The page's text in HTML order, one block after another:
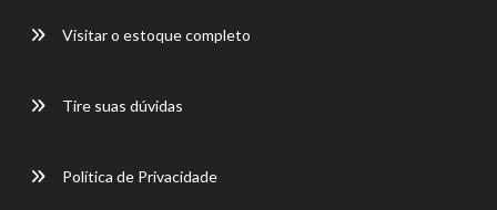
Visitar o estoque completo
Tire suas dúvidas
Política de Privacidade